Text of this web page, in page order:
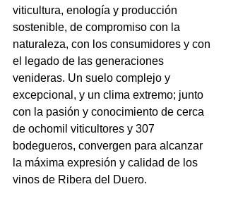
viticultura, enología y producción
sostenible, de compromiso con la
naturaleza, con los consumidores y con
el legado de las generaciones
venideras. Un suelo complejo y
excepcional, y un clima extremo; junto
con la pasión y conocimiento de cerca
de ochomil viticultores y 307
bodegueros, convergen para alcanzar
la máxima expresión y calidad de los
vinos de Ribera del Duero.